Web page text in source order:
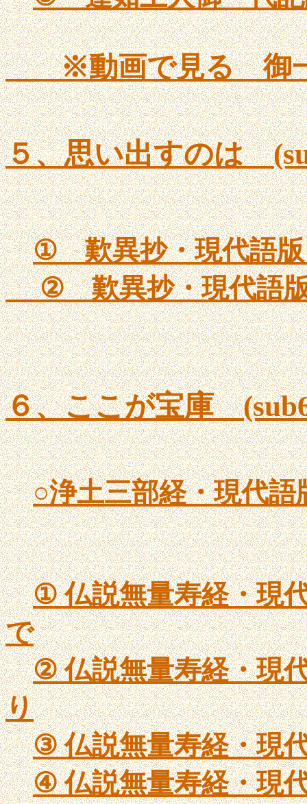
※動画で見る 御
５、思い出すのは
①歎異抄・現代
②歎異抄・現代
６、ここが宝庫
○浄土三部経・現代
①仏説無量寿経・現
で
②仏説無量寿経・現
り
③仏説無量寿経・現
④仏説無量寿経・現